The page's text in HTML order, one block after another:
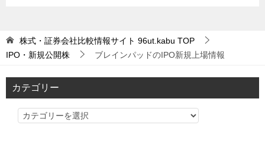
株式・証券会社比較情報サイト 96ut.kabu TOP
IPO・新規公開株
ブレインパッドのIPO新規上場情報
カテゴリー
カ